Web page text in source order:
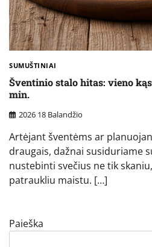
SUMUŠTINIAI
Šventinio stalo hitas: vieno
min.
2026 18 Balandžio
Artėjant šventėms ar
draugais, dažnai susiduriame
nustebinti svečius ne tik
patraukliu maistu. […]
Paieška